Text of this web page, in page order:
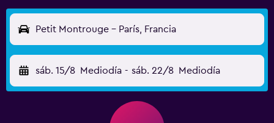
Petit Montrouge - París, Francia
sáb. 15/8 Mediodía - sáb. 22/8 Mediodía